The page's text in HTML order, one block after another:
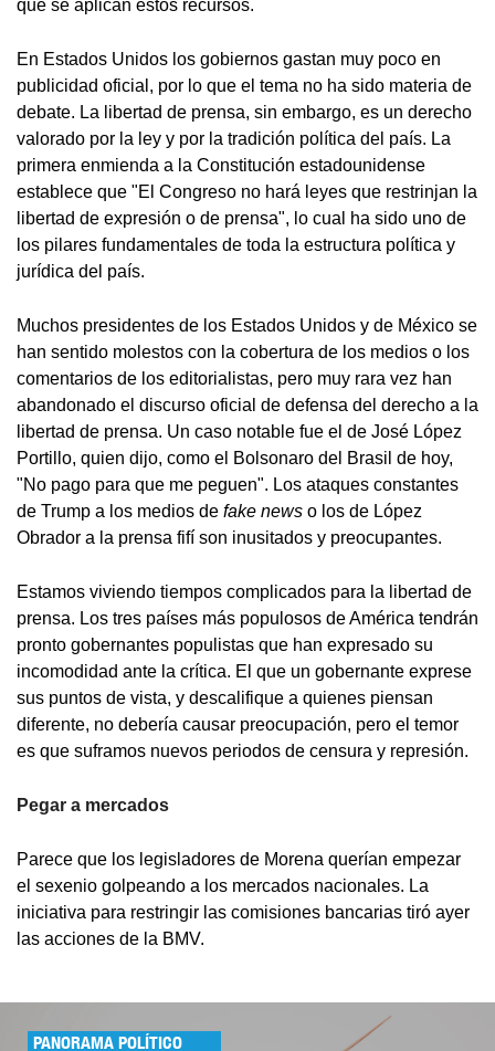
que se aplican estos recursos.
En Estados Unidos los gobiernos gastan muy poco en
publicidad oficial, por lo que el tema no ha sido materia de
debate. La libertad de prensa, sin embargo, es un derecho
valorado por la ley y por la tradición política del país. La
primera enmienda a la Constitución estadounidense
establece que "El Congreso no hará leyes que restrinjan la
libertad de expresión o de prensa", lo cual ha sido uno de
los pilares fundamentales de toda la estructura política y
jurídica del país.
Muchos presidentes de los Estados Unidos y de México se
han sentido molestos con la cobertura de los medios o los
comentarios de los editorialistas, pero muy rara vez han
abandonado el discurso oficial de defensa del derecho a la
libertad de prensa. Un caso notable fue el de José López
Portillo, quien dijo, como el Bolsonaro del Brasil de hoy,
"No pago para que me peguen". Los ataques constantes
de Trump a los medios de fake news o los de López
Obrador a la prensa fifí son inusitados y preocupantes.
Estamos viviendo tiempos complicados para la libertad de
prensa. Los tres países más populosos de América tendrán
pronto gobernantes populistas que han expresado su
incomodidad ante la crítica. El que un gobernante exprese
sus puntos de vista, y descalifique a quienes piensan
diferente, no debería causar preocupación, pero el temor
es que suframos nuevos periodos de censura y represión.
Pegar a mercados
Parece que los legisladores de Morena querían empezar
el sexenio golpeando a los mercados nacionales. La
iniciativa para restringir las comisiones bancarias tiró ayer
las acciones de la BMV.
PANORAMA POLÍTICO